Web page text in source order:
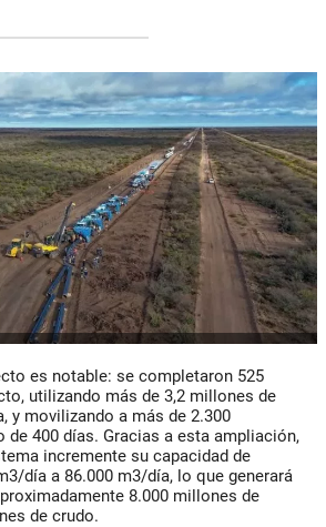
es notable: se completaron 525
utilizando más de 3,2 millones de
y movilizando a más de 2.300
de 400 días. Gracias a esta ampliación,
incremente su capacidad de
día a 86.000 m3/día, lo que generará
8.000 millones de
de crudo.